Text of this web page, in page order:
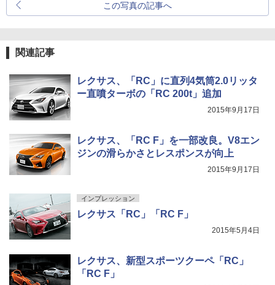
この写真の記事へ
関連記事
レクサス、「RC」に直列4気筒2.0リッタ
ー直噴ターボの「RC 200t」追加
2015年9月17日
レクサス、「RC F」を一部改良。V8エン
ジンの滑らかさとレスポンスが向上
2015年9月17日
インプレッション
レクサス「RC」「RC F」
2015年5月4日
レクサス、新型スポーツクーペ「RC」
「RC F」